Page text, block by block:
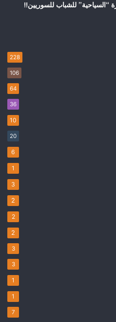
“السياحية” للشباب للسوريين!!
228
106
64
36
10
20
6
1
3
2
2
2
3
3
1
1
7